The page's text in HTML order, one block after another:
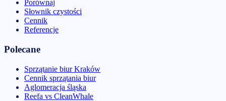
Porównaj
Słownik czystości
Cennik
Referencje
Polecane
Sprzątanie biur Kraków
Cennik sprzątania biur
Aglomeracja śląska
Reefa vs CleanWhale